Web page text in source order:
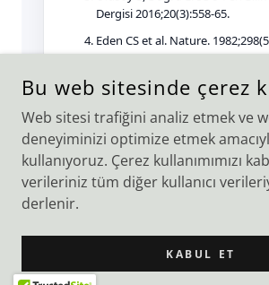
TELIF HAKKI © 2026 BIOCODEPHARMA
DESTEKGO TARAFINDAN DESTEK
Bu web sitesinde çerez
Web sitesi trafiğini analiz etmek ve
deneyiminizi optimize etmek
kullanıyoruz. Çerez kullanımımızı
verileriniz tüm diğer kullanıcı
derlenir.
KABUL ET